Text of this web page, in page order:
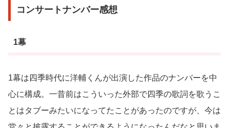
コンサートナンバー感想
1幕
1幕は四季時代に洋輔くんが出演した作品のナンバーを中
心に構成。一昔前はこういった外部で四季の歌詞を歌うこ
とはタブーみたいになってたことがあったのですが、今は